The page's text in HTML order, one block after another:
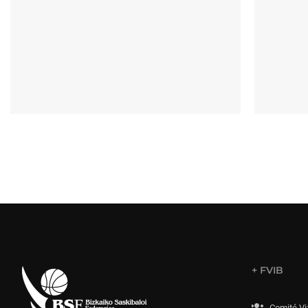
+ FVIB